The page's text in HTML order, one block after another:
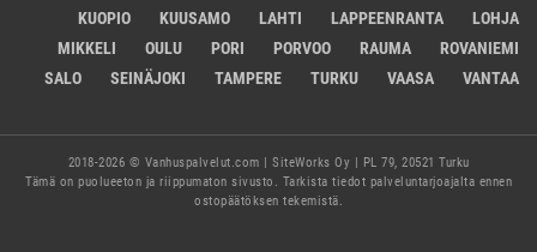
KUOPIO
KUUSAMO LAHTI LAPPEENRANTA
LOHJA
MIKKELI
OULU PORI PORVOO RAUMA
ROVANIEMI
SALO
SEINÄJOKI TAMPERE TURKU VAASA VANTAA
2018-2026 © Vanhuspalvelut.com | SiteWorks Oy | PL 79, 20521 Turku
Tämä on puolueeton ja riippumaton sivusto. Tarkista tiedot palveluntarjoajalta ennen
ostopäätöksen tekemistä.